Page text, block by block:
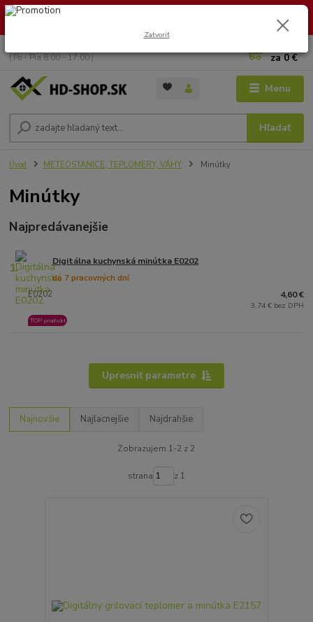
🏖️ DOVOLENKA 30.7.2026 – 9.8.2026 · Objednávky vybavíme po
Menu
Hľadať
( Po - Pia 8:00 - 17:00 )
za0 €
Úvod METEOSTANICE, TEPLOMERY, VÁHY Minútky
Minútky
Najpredávanejšie
1. Digitálna kuchynská minútka E0202
E0202
do 7 pracovných dní
TOP produkt
4,60 €
3,74 € bez DPH
Upresniť parametre
Najnovšie Najlacnejšie Najdrahšie
Zobrazujem 1-2 z 2
strana z 1
Zatvoriť